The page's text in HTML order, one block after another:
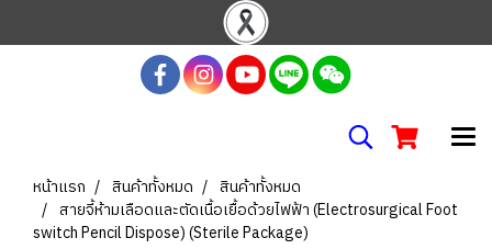
หน้าแรก สินค้าทั้งหมด
สินค้าทั้งหมด
สายจี้ห้ามเลือดและตัดเนื้อเยื้อด้วยไฟฟ้า (Electrosurgical Foot
switch Pencil Dispose) (Sterile Package)